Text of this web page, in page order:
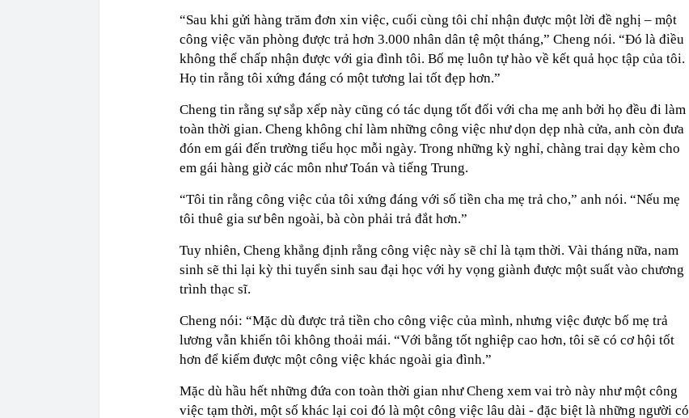
“Sau khi gửi hàng trăm đơn xin việc, cuối cùng tôi chỉ nhận được một lời đề nghị – một
công việc văn phòng được trả hơn 3.000 nhân dân tệ một tháng,” Cheng nói. “Đó là điều
không thể chấp nhận được với gia đình tôi. Bố mẹ luôn tự hào về kết quả học tập của tôi.
Họ tin rằng tôi xứng đáng có một tương lai tốt đẹp hơn.”
Cheng tin rằng sự sắp xếp này cũng có tác dụng tốt đối với cha mẹ anh bởi họ đều đi làm
toàn thời gian. Cheng không chỉ làm những công việc như dọn dẹp nhà cửa, anh còn đưa
đón em gái đến trường tiểu học mỗi ngày. Trong những kỳ nghỉ, chàng trai dạy kèm cho
em gái hàng giờ các môn như Toán và tiếng Trung.
“Tôi tin rằng công việc của tôi xứng đáng với số tiền cha mẹ trả cho,” anh nói. “Nếu mẹ
tôi thuê gia sư bên ngoài, bà còn phải trả đắt hơn.”
Tuy nhiên, Cheng khẳng định rằng công việc này sẽ chỉ là tạm thời. Vài tháng nữa, nam
sinh sẽ thi lại kỳ thi tuyển sinh sau đại học với hy vọng giành được một suất vào chương
trình thạc sĩ.
Cheng nói: “Mặc dù được trả tiền cho công việc của mình, nhưng việc được bố mẹ trả
lương vẫn khiến tôi không thoải mái. “Với bằng tốt nghiệp cao hơn, tôi sẽ có cơ hội tốt
hơn để kiếm được một công việc khác ngoài gia đình.”
Mặc dù hầu hết những đứa con toàn thời gian như Cheng xem vai trò này như một công
việc tạm thời, một số khác lại coi đó là một công việc lâu dài - đặc biệt là những người có